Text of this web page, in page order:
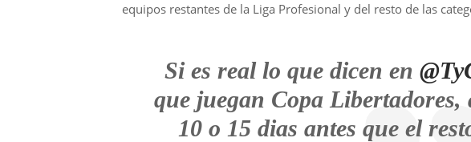
equipos restantes de la Liga Profesional y del resto de las
Si es real lo que dicen en
que juegan Copa
10 o 15 dias antes que el